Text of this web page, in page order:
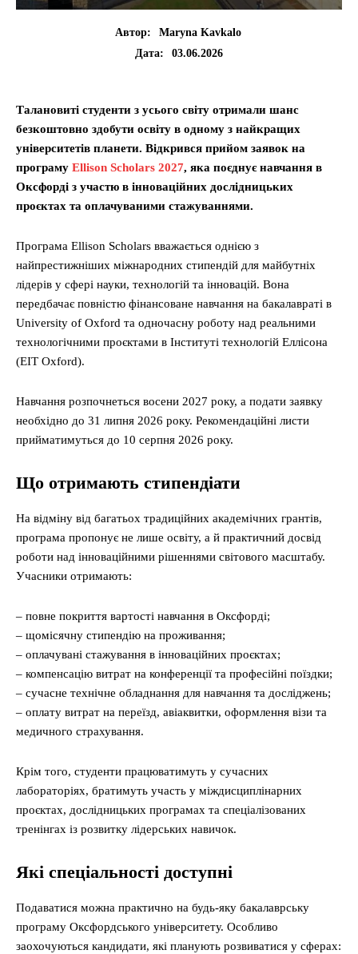
Автор:
Maryna Kavkalo
Дата:
03.06.2026
Талановиті студенти з усього світу отримали шанс
безкоштовно здобути освіту в одному з найкращих
університетів планети. Відкрився прийом заявок на
програму Ellison Scholars 2027, яка поєднує навчання в
Оксфорді з участю в інноваційних дослідницьких
проєктах та оплачуваними стажуваннями.
Програма Ellison Scholars вважається однією з
найпрестижніших міжнародних стипендій для майбутніх
лідерів у сфері науки, технологій та інновацій. Вона
передбачає повністю фінансоване навчання на бакалавраті в
University of Oxford та одночасну роботу над реальними
технологічними проєктами в Інституті технологій Еллісона
(EIT Oxford).
Навчання розпочнеться восени 2027 року, а подати заявку
необхідно до 31 липня 2026 року. Рекомендаційні листи
прийматимуться до 10 серпня 2026 року.
Що отримають стипендіати
На відміну від багатьох традиційних академічних грантів,
програма пропонує не лише освіту, а й практичний досвід
роботи над інноваційними рішеннями світового масштабу.
Учасники отримають:
– повне покриття вартості навчання в Оксфорді;
– щомісячну стипендію на проживання;
– оплачувані стажування в інноваційних проєктах;
– компенсацію витрат на конференції та професійні поїздки;
– сучасне технічне обладнання для навчання та досліджень;
– оплату витрат на переїзд, авіаквитки, оформлення візи та
медичного страхування.
Крім того, студенти працюватимуть у сучасних
лабораторіях, братимуть участь у міждисциплінарних
проєктах, дослідницьких програмах та спеціалізованих
тренінгах із розвитку лідерських навичок.
Які спеціальності доступні
Подаватися можна практично на будь-яку бакалаврську
програму Оксфордського університету. Особливо
заохочуються кандидати, які планують розвиватися у сферах: